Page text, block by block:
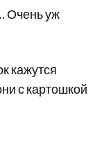
Очень уж
кажутся
с картошкой